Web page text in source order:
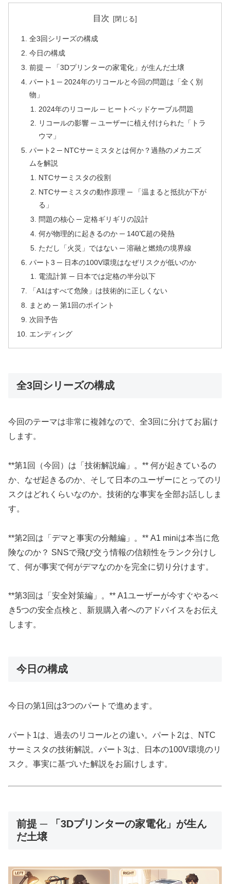
目次
全3回シリーズの構成
今日の構成
前提 ─ 「3Dプリンターの家電化」が生んだ土壌
パート1 ─ 2024年のリコールと今回の問題は「全く別
物」
2024年のリコール ─ ヒートベッドケーブル問題
リコールの影響 ─ ユーザーに植え付けられた「トラ
ウマ」
パート2 ─ NTCサーミスタとは何か？過熱のメカニズ
ムを解説
NTCサーミスタの役割
NTCサーミスタの動作原理 ─ 「温まると抵抗が下が
る」
問題の核心 ─ 定格ギリギリの設計
何が物理的に起きるのか ─ 140℃超の発熱
ただし「火災」ではない ─ 溶融と燃焼の境界線
パート3 ─ 日本の100V環境はなぜリスクが低いのか
電流計算 ─ 日本では定格の半分以下
「A1はすべて危険」は技術的に正しくない
まとめ ─ 第1回のポイント
次回予告
エンディング
全3回シリーズの構成
今回のテーマは非常に複雑なので、全3回に分けてお届け
します。
**第1回（今回）は「技術解説編」。** 何が起きているの
か、なぜ起きるのか、そして日本のユーザーにとってのリ
スクはどれくらいなのか。技術的な事実を全部お話ししま
す。
**第2回は「デマと事実の分離編」。** A1 miniは本当に危
険なのか？ SNSで飛び交う情報の信頼性をランク分けし
て、何が事実で何がデマなのかを完全に切り分けます。
**第3回は「安全対策編」。** A1ユーザーが今すぐやるべ
き5つの安全点検と、新規購入者へのアドバイスをお伝え
します。
今日の構成
今日の第1回は3つのパートで進めます。
パート1は、過去のリコールとの違い。パート2は、NTC
サーミスタの技術解説。パート3は、日本の100V環境のリ
スク。事実に基づいた解説をお届けします。
前提 ─ 「3Dプリンターの家電化」が生ん
だ土壌